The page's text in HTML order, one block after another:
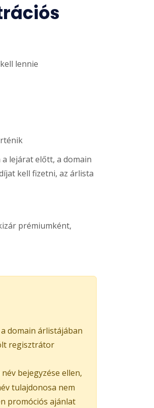
lennie
lejárat előtt, a domain
kell fizetni, az árlista
prémiumként,
domain árlistájában
regisztrátor
bejegyzése ellen,
tulajdonosa nem
promóciós ajánlat